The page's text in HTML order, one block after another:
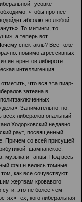
тусовке
чтобы про нее
абсолютно любой
То митинги, то
а теперь вот
спектакль? Все тоже
помимо агрессивных
интернетов либероте
интеллигенция.
что вся эта пиар-
затеяна в
дела». Занимательно, но.
всех либералов опальный
Ходорковский недавно
раут, посвященный
Причем со всей присущей
шампанское,
музыка и танцы. Под весь
фэшн велись томные
как все сочувствуют
жертвам кровавого
это не более чем
тех, кого либеральная